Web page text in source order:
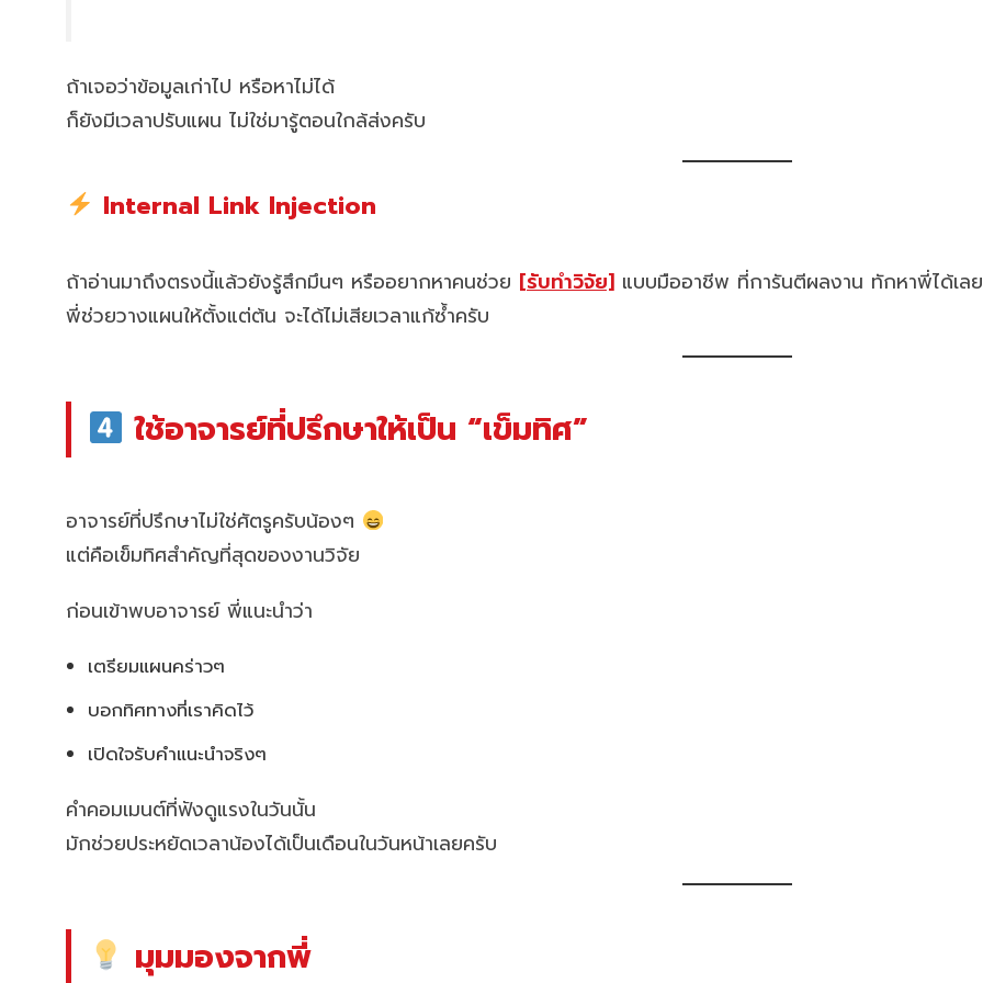
ถ้าเจอว่าข้อมูลเก่าไป หรือหาไม่ได้
ก็ยังมีเวลาปรับแผน ไม่ใช่มารู้ตอนใกล้ส่งครับ
Internal Link Injection
ถ้าอ่านมาถึงตรงนี้แล้วยังรู้สึกมึนๆ หรืออยากหาคนช่วย [รับทำวิจัย] แบบมืออาชีพ ที่การันตีผลงาน ทักหาพี่ได้เล
พี่ช่วยวางแผนให้ตั้งแต่ต้น จะได้ไม่เสียเวลาแก้ซ้ำครับ
ใช้อาจารย์ที่ปรึกษาให้เป็น “เข็มทิศ”
อาจารย์ที่ปรึกษาไม่ใช่ศัตรูครับน้องๆ
แต่คือเข็มทิศสำคัญที่สุดของงานวิจัย
ก่อนเข้าพบอาจารย์ พี่แนะนำว่า
เตรียมแผนคร่าวๆ
บอกทิศทางที่เราคิดไว้
เปิดใจรับคำแนะนำจริงๆ
คำคอมเมนต์ที่ฟังดูแรงในวันนั้น
มักช่วยประหยัดเวลาน้องได้เป็นเดือนในวันหน้าเลยครับ
มุมมองจากพี่